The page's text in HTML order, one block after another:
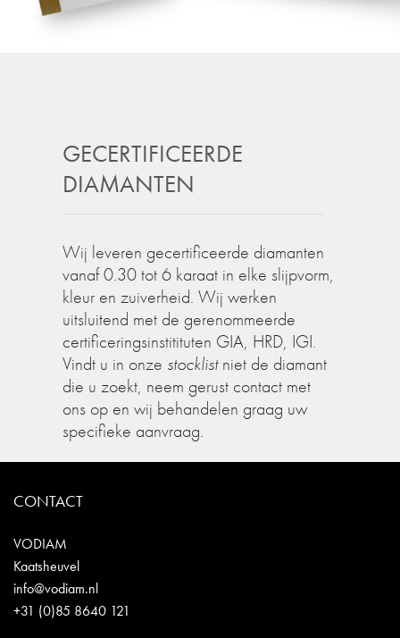
GECERTIFICEERDE
DIAMANTEN
Wij leveren gecertificeerde diamanten
vanaf 0.30 tot 6 karaat in elke slijpvorm,
kleur en zuiverheid. Wij werken
uitsluitend met de gerenommeerde
certificeringsinstitituten GIA, HRD, IGI.
Vindt u in onze stocklistniet de diamant
die u zoekt, neem gerust contact met
ons op en wij behandelen graag uw
specifieke aanvraag.
CONTACT
VODIAM
Kaatsheuvel
info@vodiam.nl
+31 (0)85 8640 121